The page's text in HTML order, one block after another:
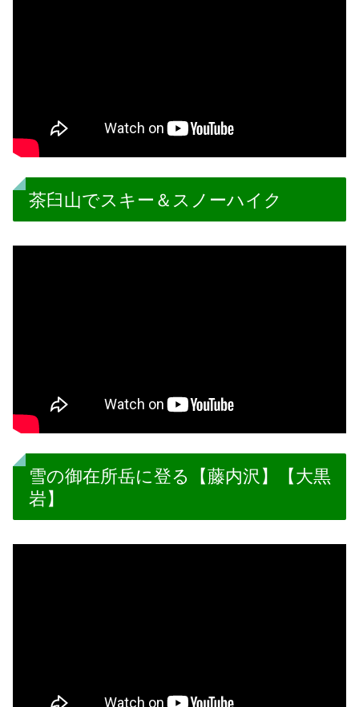
茶臼山でスキー＆スノーハイク
雪の御在所岳に登る【藤内沢】【大黒
岩】